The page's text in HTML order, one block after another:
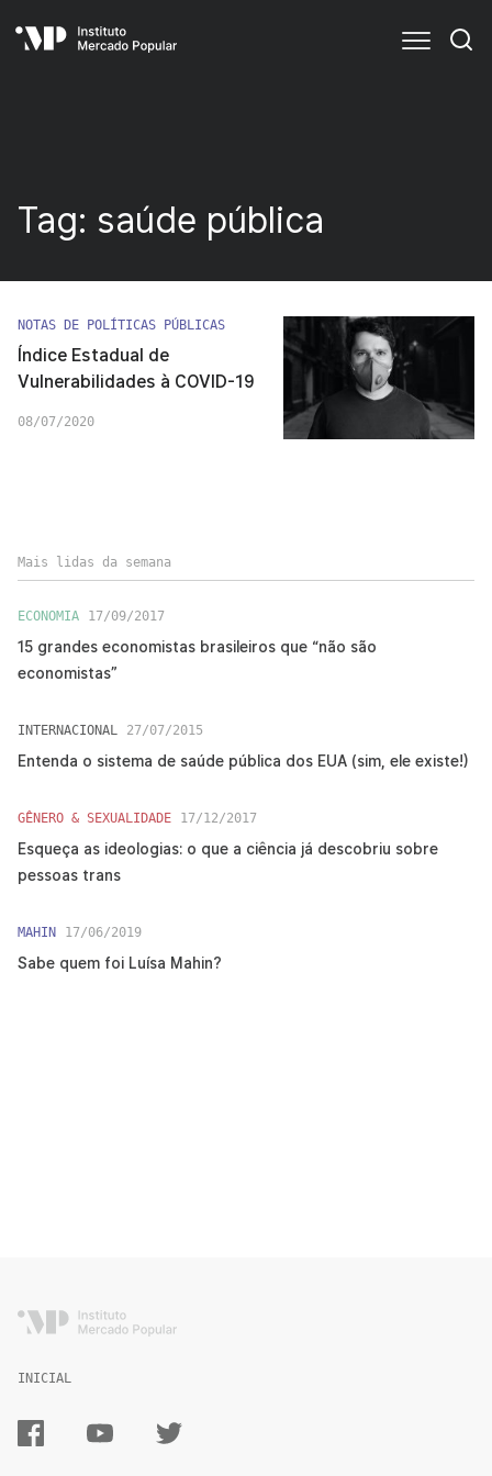
Tag: saúde pública
NOTAS DE POLÍTICAS PÚBLICAS
Índice Estadual de
Vulnerabilidades à COVID-19
08/07/2020
Mais lidas da semana
ECONOMIA 17/09/2017
15 grandes economistas brasileiros que “não são
economistas”
INTERNACIONAL 27/07/2015
Entenda o sistema de saúde pública dos EUA (sim, ele existe!)
GÊNERO & SEXUALIDADE 17/12/2017
Esqueça as ideologias: o que a ciência já descobriu sobre
pessoas trans
MAHIN 17/06/2019
Sabe quem foi Luísa Mahin?
INICIAL